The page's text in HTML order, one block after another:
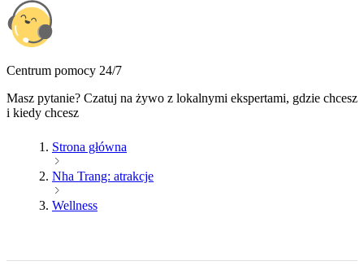
Centrum pomocy 24/7
Masz pytanie? Czatuj na żywo z lokalnymi ekspertami, gdzie chcesz
i kiedy chcesz
Strona główna
Nha Trang: atrakcje
Wellness